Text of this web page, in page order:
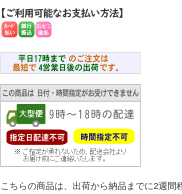
こちらの商品は、出荷から納品までに2週間